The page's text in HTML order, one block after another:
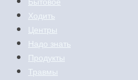
Ходить
Центры
Надо знать
Продукты
Травмы